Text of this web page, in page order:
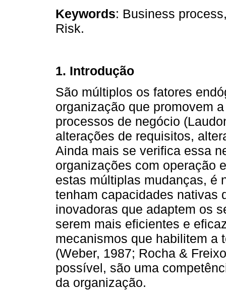
Keywords: Business
Risk.
1. Introdução
São múltiplos os fatores
organização que promovem
processos de negócio
alterações de requisitos,
Ainda mais se verifica essa
organizações com operação
estas múltiplas mudanças, é
tenham capacidades nativas
inovadoras que adaptem os
serem mais eficientes e
mecanismos que habilitem a
(Weber, 1987; Rocha &
possível, são uma
da organização.